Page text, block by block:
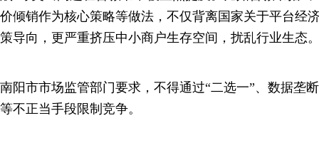
价倾销作为核心策略等做法，不仅背离国家关于平台经
策导向，更严重挤压中小商户生存空间，扰乱行业生态
南阳市市场监管部门要求，不得通过“二选一”、数据垄
等不正当手段限制竞争。